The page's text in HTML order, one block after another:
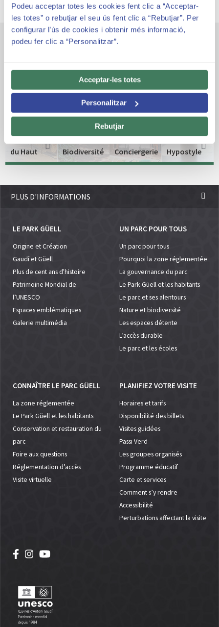
Podeu acceptar totes les cookies fent clic a “Acceptar-
les totes” o rebutjar el seu ús fent clic a “Rebutjar”. Per
configurar l’ús de cookies i obtenir més informació,
podeu fer clic a “Personalitzar”.
Acceptar-les totes
Personalitzar
Rebutjar
du Haut
L'Itinerairé
Biodiversité
L'accès
et les
Pavillons
Conciergerie
Hypostyle
PLUS D'INFORMATIONS
LE PARK GÜELL
Origine et Création
Gaudí et Güell
Plus de cent ans d'histoire
Patrimoine Mondial de
l’UNESCO
Espaces emblématiques
Galerie multimédia
UN PARC POUR TOUS
Un parc pour tous
Pourquoi la zone réglementée
La gouvernance du parc
Le Park Güell et les habitants
Le parc et ses alentours
Nature et biodiversité
Les espaces détente
L’accès durable
Le parc et les écoles
CONNAÎTRE LE PARC GÜELL
La zone réglementée
Le Park Güell et les habitants
Conservation et restauration du
parc
Foire aux questions
Réglementation d’accès
Visite virtuelle
PLANIFIEZ VOTRE VISITE
Horaires et tarifs
Disponibilité des billets
Visites guidées
Passi Verd
Les groupes organisés
Programme éducatif
Carte et services
Comment s’y rendre
Accessibilité
Perturbations affectant la visite